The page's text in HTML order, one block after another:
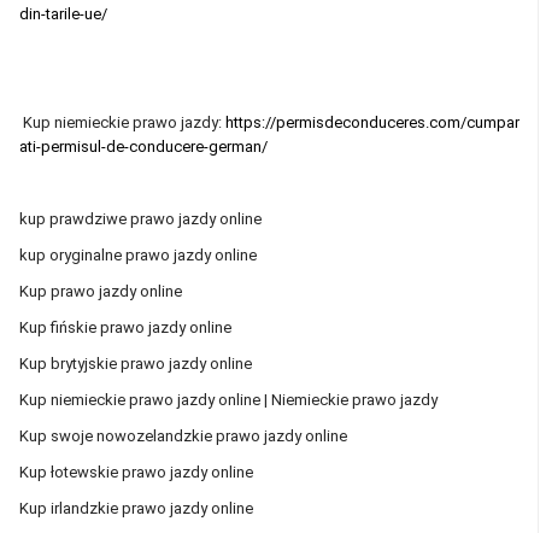
din-tarile-ue/
Kup niemieckie prawo jazdy: https://permisdeconduceres.com/cumpar
ati-permisul-de-conducere-german/
kup prawdziwe prawo jazdy online
kup oryginalne prawo jazdy online
Kup prawo jazdy online
Kup fińskie prawo jazdy online
Kup brytyjskie prawo jazdy online
Kup niemieckie prawo jazdy online | Niemieckie prawo jazdy
Kup swoje nowozelandzkie prawo jazdy online
Kup łotewskie prawo jazdy online
Kup irlandzkie prawo jazdy online